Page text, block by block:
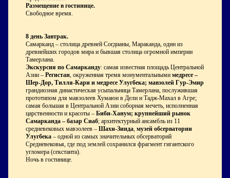
Размещение в гостинице.
Свободное время.
8 день Завтрак.
Самарканд – столица древней Согдианы, Мараканда, один из
древнейших городов мира и бывшая столица огромной империи
Тамерлана.
Экскурсия по Самарканду: самая известная площадь Центральной
Азии – Регистан , окруженная тремя монументальными медресе –
Шер-Дор, Тилля-Кари и медресе Улугбека; мавзолей Гур-Эмир
грандиозная династическая усыпальница Тамерлана, послужившая
прототипом для мавзолеев Хумаюн в Дели и Тадж-Махал в Агре;
самая большая в Центральной Азии соборная мечеть, исполненная
царственности и красоты – Биби-Ханум; крупнейший рынок
Самарканда – базар Сиаб; архитектурный ансамбль из 11
средневековых мавзолеев – Шахи-Зинда музей обсерватории
Улугбека – одной из самых значительных обсерваторий
Средневековья, где под землей сохранился фрагмент гигантского
угломера (секстанта).
Ночь в гостинице.